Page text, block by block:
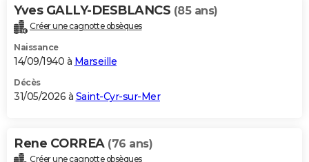
Yves GALLY-DESBLANCS (85 ans)
Créer une cagnotte obsèques
Naissance
14/09/1940 à Marseille
Décès
31/05/2026 à Saint-Cyr-sur-Mer
Rene CORREA (76 ans)
Créer une cagnotte obsèques